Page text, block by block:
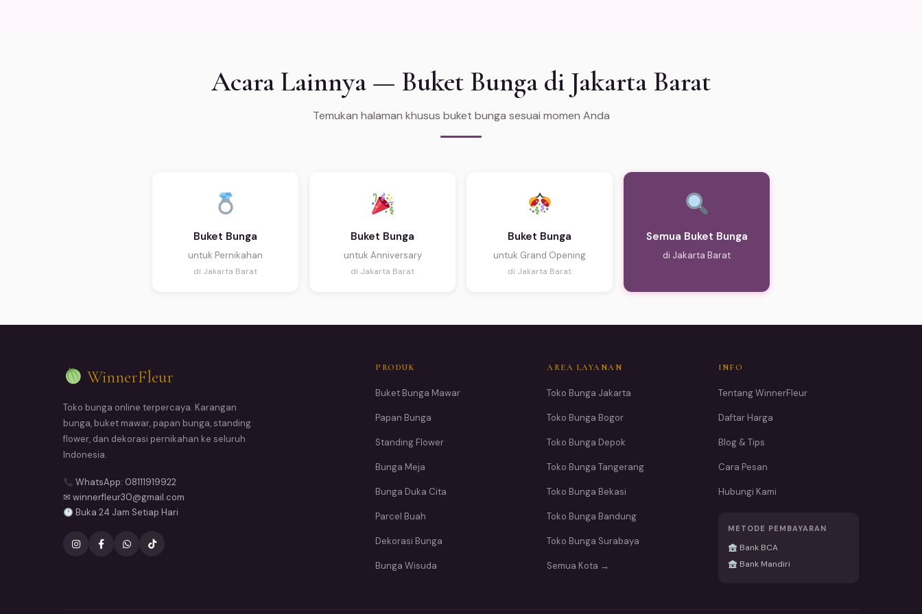
Acara Lainnya — Buket Bunga di Jakarta Barat
Temukan halaman khusus buket bunga sesuai momen Anda
Buket Bunga
untuk Pernikahan
di Jakarta Barat
Buket Bunga
untuk Anniversary
di Jakarta Barat
Buket Bunga
untuk Grand Opening
di Jakarta Barat
Semua Buket Bunga
di Jakarta Barat
WinnerFleur
Toko bunga online terpercaya. Karangan
bunga, buket mawar, papan bunga, standing
flower, dan dekorasi pernikahan ke seluruh
Indonesia.
WhatsApp: 08111919922
✉ winnerfleur30@gmail.com
Buka 24 Jam Setiap Hari
PRODUK
Buket Bunga Mawar
Papan Bunga
Standing Flower
Bunga Meja
Bunga Duka Cita
Parcel Buah
Dekorasi Bunga
Bunga Wisuda
AREA LAYANAN
Toko Bunga Jakarta
Toko Bunga Bogor
Toko Bunga Depok
Toko Bunga Tangerang
Toko Bunga Bekasi
Toko Bunga Bandung
Toko Bunga Surabaya
Semua Kota →
INFO
Tentang WinnerFleur
Daftar Harga
Blog & Tips
Cara Pesan
Hubungi Kami
METODE PEMBAYARAN
Bank BCA
Bank Mandiri